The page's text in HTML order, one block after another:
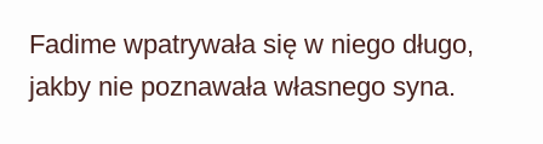
Fadime wpatrywała się w niego długo,
jakby nie poznawała własnego syna.